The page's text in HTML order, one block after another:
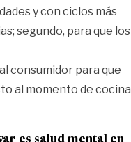
y con ciclos más
segundo, para que los
consumidor para que
al momento de
es salud mental en